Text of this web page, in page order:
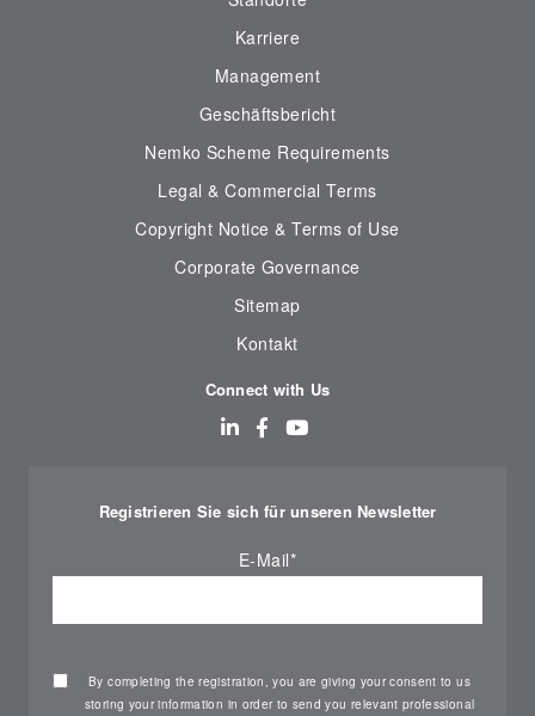
Karriere
Management
Geschäftsbericht
Nemko Scheme Requirements
Legal & Commercial Terms
Copyright Notice & Terms of Use
Corporate Governance
Sitemap
Kontakt
Connect with Us
Registrieren Sie sich für unseren Newsletter
E-Mail*
By completing the registration, you are giving your consent to us
storing your information in order to send you relevant professional